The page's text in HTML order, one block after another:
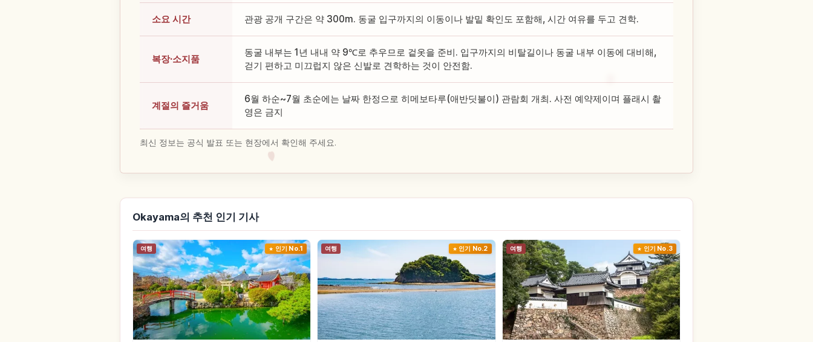
소요 시간 관광 공개 구간은 약 300m. 동굴 입구까지의 이동이나 발밑 확인도 포함해, 시간 여유를 두고 견학.
복장·소지품
동굴 내부는 1년 내내 약 9℃로 추우므로 겉옷을 준비. 입구까지의 비탈길이나 동굴 내부 이동에 대비해,
걷기 편하고 미끄럽지 않은 신발로 견학하는 것이 안전함.
계절의 즐거움
6월 하순~7월 초순에는 날짜 한정으로 히메보타루(애반딧불이) 관람회 개최. 사전 예약제이며 플래시 촬
영은 금지
최신 정보는 공식 발표 또는 현장에서 확인해 주세요.
Okayama의 추천 인기 기사
여행 인기 No.1 여행 인기 No.2 여행 인기 No.3